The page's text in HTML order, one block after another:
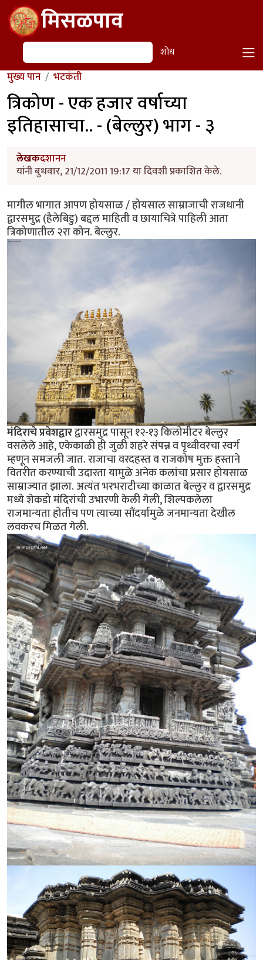
Skip to main contentमिसळपाव
शोध शोध
मुख्य पान भटकंती
त्रिकोण - एक हजार वर्षाच्या
इतिहासाचा.. - (बेल्लुर) भाग - ३
लेखकदशानन
यांनी बुधवार, 21/12/2011 19:17 या दिवशी प्रकाशित केले.
मागील भागात आपण होयसाळ / होयसाल साम्राजाची राजधानी
द्वारसमुद्र (हैलेबिडु) बद्दल माहिती व छायाचित्रे पाहिली आता
त्रिकोणातील २रा कोन. बेल्लुर.
मंदिराचे प्रवेशद्वारद्वारसमुद्र पासून १२-१३ किलोमीटर बेल्लुर
वसलेले आहे, एकेकाळी ही जुळी शहरे संपन्न व पृथ्वीवरचा स्वर्ग
म्हणून समजली जात. राजाचा वरदहस्त व राजकोष मुक्त हस्ताने
वितरीत करण्याची उदारता यामुळे अनेक कलांचा प्रसार होयसाळ
साम्राज्यात झाला. अत्यंत भरभराटीच्या काळात बेल्लुर व द्वारसमुद्र
मध्ये शेकडो मंदिरांची उभारणी केली गेली, शिल्पकलेला
राजमान्यता होतीच पण त्याच्या सौंदर्यामुळे जनमान्यता देखील
लवकरच मिळत गेली.